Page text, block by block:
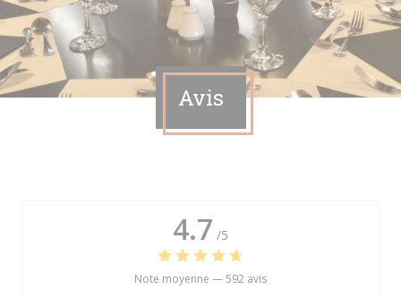
Avis
4.7 /5
Note moyenne —592 avis